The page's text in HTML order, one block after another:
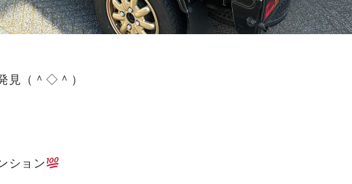
見（＾◇＾）
ション